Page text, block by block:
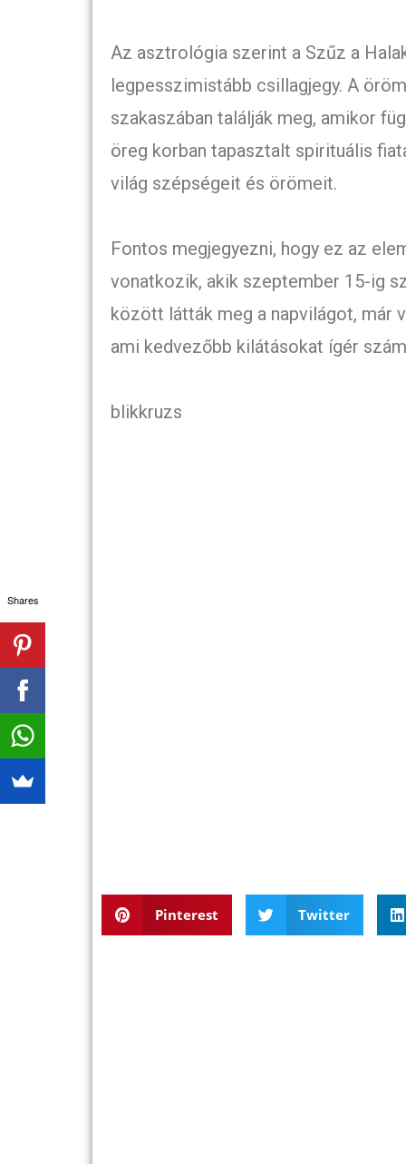
Az asztrológia szerint a Szűz a
legpesszimistább csillagjegy. A
szakaszában találják meg, amikor
öreg korban tapasztalt spirituális
világ szépségeit és örömeit.
Fontos megjegyezni, hogy ez az
vonatkozik, akik szeptember 15-ig
között látták meg a napvilágot, már
ami kedvezőbb kilátásokat ígér
blikkruzs
Pinterest Twitter
Shares